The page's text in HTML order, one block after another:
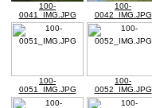
100-
0041_IMG.JPG
100-
0042_IMG.JPG
100-
0051_IMG.JPG
100-
0052_IMG.JPG